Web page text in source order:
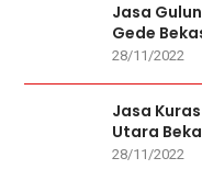
Jasa
Gede
28/11/2022
Jasa
Utara
28/11/2022